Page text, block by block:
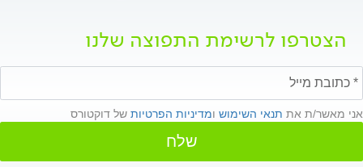
הצטרפו לרשימת התפוצה שלנו
אני מאשר/ת את תנאי השימוש ומדיניות הפרטיות של דוקטורס
שלח